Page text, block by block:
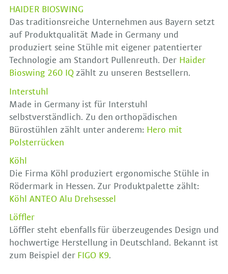
HAIDER BIOSWING
Das traditionsreiche Unternehmen aus Bayern setzt
auf Produktqualität Made in Germany und
produziert seine Stühle mit eigener patentierter
Technologie am Standort Pullenreuth. Der Haider
Bioswing 260 IQzählt zu unseren Bestsellern.
Interstuhl
Made in Germany ist für Interstuhl
selbstverständlich. Zu den orthopädischen
Bürostühlen zählt unter anderem: Hero mit
Polsterrücken
Köhl
Die Firma Köhl produziert ergonomische Stühle in
Rödermark in Hessen. Zur Produktpalette zählt:
Köhl ANTEO Alu Drehsessel
Löffler
Löffler steht ebenfalls für überzeugendes Design und
hochwertige Herstellung in Deutschland. Bekannt ist
zum Beispiel der FIGO K9.